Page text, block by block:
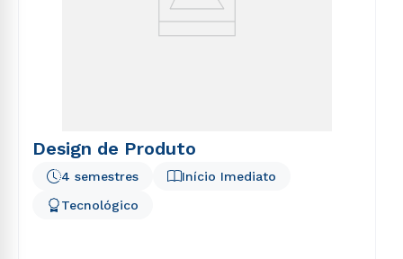
Design de Produto
Início Imediato
4 semestres
Tecnológico